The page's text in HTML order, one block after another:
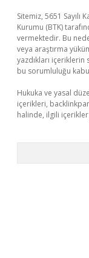
Sitemiz, 5651
Kurumu (BTK)
vermektedir. Bu
veya araştırma
yazdıkları
bu sorumluluğu
Hukuka ve yasal
içerikleri,
halinde, ilgili